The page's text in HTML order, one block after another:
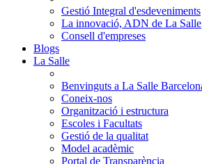
Gestió Integral d'esdeveniments
La innovació, ADN de La Salle
Consell d'empreses
Blogs
La Salle
Benvinguts a La Salle
Coneix-nos
Organització i estructura
Escoles i Facultats
Gestió de la qualitat
Model acadèmic
Portal de Transparència